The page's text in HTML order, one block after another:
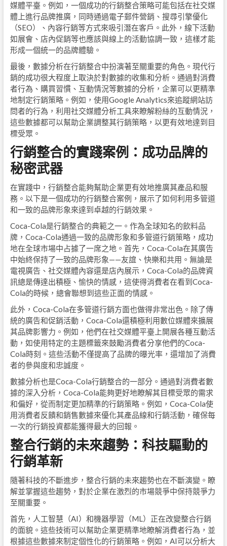
媒體平臺。例如，一個成功的行銷整合策略可能包括在社交媒
體上進行品牌推廣，同時通過電子郵件營銷、搜尋引擎優化
（SEO）、內容行銷等方式來吸引潛在客戶。此外，線下活動
如展會、店內促銷等也應該與線上的活動協調一致，這樣才能
形成一個統一的品牌體驗。
最後，數據分析在行銷整合中扮演著至關重要的角色。現代行
銷的成功很大程度上取決於對數據的收集和分析。通過對消費
者行為、購買習慣、互動情況等數據的分析，企業可以更精準
地制定行銷策略。例如，使用Google Analytics來追蹤網站訪
問者的行為，利用社交媒體分析工具來瞭解粉絲的互動情況，
這些數據都可以幫助企業調整其行銷策略，以更有效地達到目
標受眾。
行銷整合的實踐案例：成功品牌的
秘密武器
在實踐中，行銷整合能夠幫助企業更有效地推廣其產品和服
務。以下是一個成功的行銷整合案例，展示了如何利用多管道
和一致的品牌形象來達到卓越的行銷效果。
Coca-Cola是行銷整合的典範之一。作為全球知名的飲料品
牌，Coca-Cola通過一致的品牌形象和多管道行銷策略，成功
地在全球市場中占據了一席之地。首先，Coca-Cola在其廣告
中始終保持了一致的品牌形象——友誼、快樂和共用。無論是
電視廣告、社交媒體內容還是店內展示，Coca-Cola的品牌資
訊總是傳達出積極、愉快的情感，這使得消費者在看到Coca-
Cola的時候，總會聯想到這些正面的情感。
此外，Coca-Cola在多管道行銷方面也做得非常出色。除了傳
統的廣告和促銷活動，Coca-Cola還積極利用數位媒體來擴展
其品牌影響力。例如，他們在社交媒體平臺上開展各種互動活
動，如使用特定的主題標籤來鼓勵消費者分享他們的Coca-
Cola時刻。這些活動不僅提高了品牌的曝光率，還增加了消費
者的參與度和忠誠度。
數據分析也是Coca-Cola行銷整合的一部分。通過對消費者數
據的深入分析，Coca-Cola能夠更好地瞭解其目標受眾的需求
和偏好，從而制定更加精準的行銷策略。例如，Coca-Cola使
用消費者反饋和銷售數據來優化其產品線和行銷活動，確保每
一次的行銷投資都能獲得最大的回報。
整合行銷的未來趨勢：科技驅動的
行銷革新
隨著科技的不斷進步，整合行銷的未來趨勢也在不斷演變。瞭
解並掌握這些趨勢，對於企業在激烈的市場競爭中保持競爭力
至關重要。
首先，人工智慧（AI）和機器學習（ML）正在改變整合行銷
的面貌。這些技術可以幫助企業更精準地瞭解消費者行為，並
根據這些數據來制定個性化的行銷策略。例如，AI可以分析大